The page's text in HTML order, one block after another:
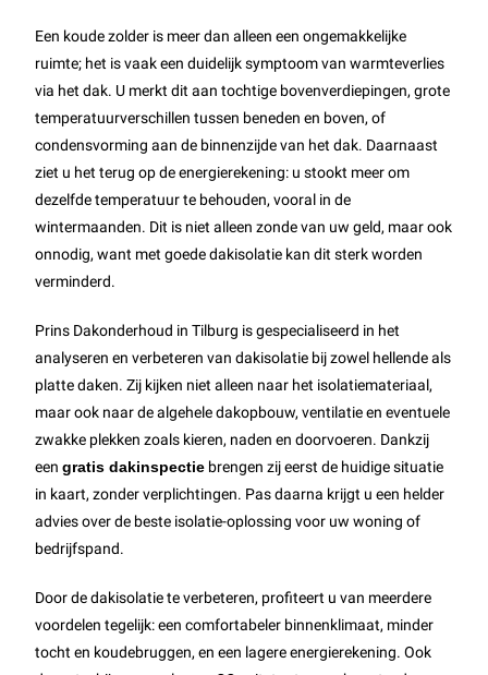
Een koude zolder is meer dan alleen een ongemakkelijke
ruimte; het is vaak een duidelijk symptoom van warmteverlies
via het dak. U merkt dit aan tochtige bovenverdiepingen, grote
temperatuurverschillen tussen beneden en boven, of
condensvorming aan de binnenzijde van het dak. Daarnaast
ziet u het terug op de energierekening: u stookt meer om
dezelfde temperatuur te behouden, vooral in de
wintermaanden. Dit is niet alleen zonde van uw geld, maar ook
onnodig, want met goede dakisolatie kan dit sterk worden
verminderd.
Prins Dakonderhoud in Tilburg is gespecialiseerd in het
analyseren en verbeteren van dakisolatie bij zowel hellende als
platte daken. Zij kijken niet alleen naar het isolatiemateriaal,
maar ook naar de algehele dakopbouw, ventilatie en eventuele
zwakke plekken zoals kieren, naden en doorvoeren. Dankzij
eengratis dakinspectie brengen zij eerst de huidige situatie
in kaart, zonder verplichtingen. Pas daarna krijgt u een helder
advies over de beste isolatie-oplossing voor uw woning of
bedrijfspand.
Door de dakisolatie te verbeteren, profiteert u van meerdere
voordelen tegelijk: een comfortabeler binnenklimaat, minder
tocht en koudebruggen, en een lagere energierekening. Ook